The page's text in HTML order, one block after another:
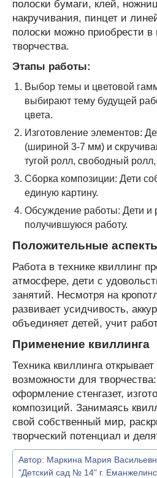
полоски бумаги, клей,
накручивания, пинцет и
полоски можно приобрести в
творчества.
Этапы работы:
Выбор темы и цветовой
выбирают тему будущей
цвета.
Изготовление элементов:
(шириной 3-7 мм) и
тугой ролл, свободный ролл,
Сборка композиции: Дети
единую картину.
Обсуждение работы: Дети и
получившуюся работу.
Положительные
Работа в технике квиллинг
атмосфере, дети с
занятий. Несмотря на
развивает усидчивость,
объединяет детей, учит
Применение квиллинга
Техника квиллинга
возможности для
оформление стенгазет,
композиций. Занимаясь
свой собственный мир,
творческий потенциал и
Автор: Маркина Мария
"Детский сад № 14" г.